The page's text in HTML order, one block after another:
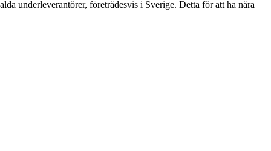
underleverantörer, företrädesvis i Sverige. Detta för att ha nära